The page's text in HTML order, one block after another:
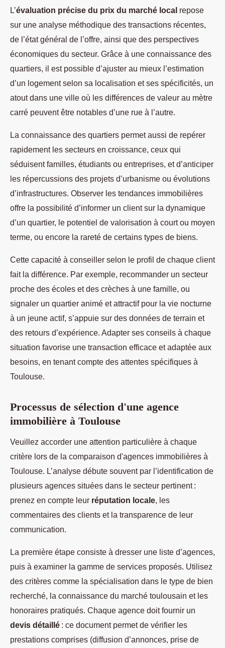
L’évaluation précise du prix du marché local repose
sur une analyse méthodique des transactions récentes,
de l’état général de l’offre, ainsi que des perspectives
économiques du secteur. Grâce à une connaissance des
quartiers, il est possible d’ajuster au mieux l’estimation
d’un logement selon sa localisation et ses spécificités, un
atout dans une ville où les différences de valeur au mètre
carré peuvent être notables d’une rue à l’autre.
La connaissance des quartiers permet aussi de repérer
rapidement les secteurs en croissance, ceux qui
séduisent familles, étudiants ou entreprises, et d’anticiper
les répercussions des projets d’urbanisme ou évolutions
d’infrastructures. Observer les tendances immobilières
offre la possibilité d’informer un client sur la dynamique
d’un quartier, le potentiel de valorisation à court ou moyen
terme, ou encore la rareté de certains types de biens.
Cette capacité à conseiller selon le profil de chaque client
fait la différence. Par exemple, recommander un secteur
proche des écoles et des crèches à une famille, ou
signaler un quartier animé et attractif pour la vie nocturne
à un jeune actif, s’appuie sur des données de terrain et
des retours d’expérience. Adapter ses conseils à chaque
situation favorise une transaction efficace et adaptée aux
besoins, en tenant compte des attentes spécifiques à
Toulouse.
Processus de sélection d'une agence
immobilière à Toulouse
Veuillez accorder une attention particulière à chaque
critère lors de la comparaison d'agences immobilières à
Toulouse. L’analyse débute souvent par l’identification de
plusieurs agences situées dans le secteur pertinent :
prenez en compte leur réputation locale, les
commentaires des clients et la transparence de leur
communication.
La première étape consiste à dresser une liste d’agences,
puis à examiner la gamme de services proposés. Utilisez
des critères comme la spécialisation dans le type de bien
recherché, la connaissance du marché toulousain et les
honoraires pratiqués. Chaque agence doit fournir un
devis détaillé : ce document permet de vérifier les
prestations comprises (diffusion d’annonces, prise de